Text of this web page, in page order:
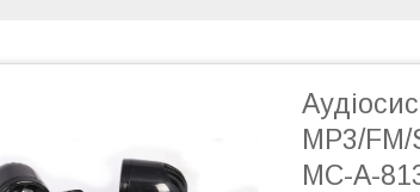
МР3/FM/
MC-A-